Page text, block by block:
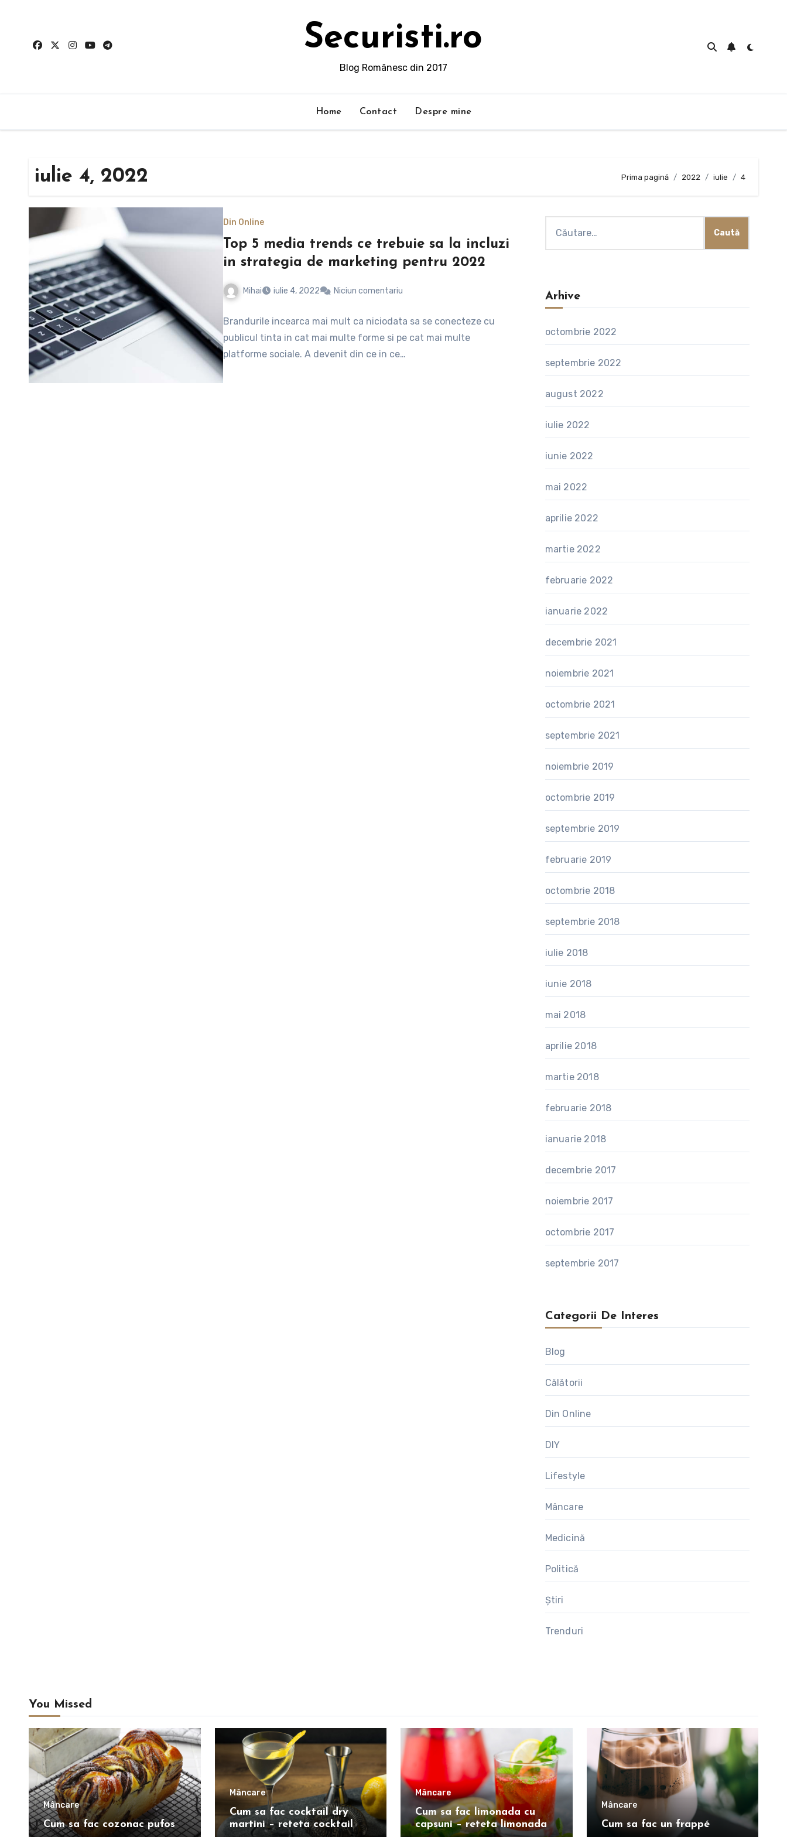
conținut
Securisti.ro
Blog Românesc din 2017
Home Contact Despre mine
iulie 4, 2022 Prima pagină 2022 iulie 4
Din Online
Top 5 media trends ce trebuie sa la incluzi
in strategia de marketing pentru 2022
Mihai iulie 4, 2022 Niciun comentariu
Brandurile incearca mai mult ca niciodata sa se conecteze cu
publicul tinta in cat mai multe forme si pe cat mai multe
platforme sociale. A devenit din ce in ce…
după:
Arhive
octombrie 2022
septembrie 2022
august 2022
iulie 2022
iunie 2022
mai 2022
aprilie 2022
martie 2022
februarie 2022
ianuarie 2022
decembrie 2021
noiembrie 2021
octombrie 2021
septembrie 2021
noiembrie 2019
octombrie 2019
septembrie 2019
februarie 2019
octombrie 2018
septembrie 2018
iulie 2018
iunie 2018
mai 2018
aprilie 2018
martie 2018
februarie 2018
ianuarie 2018
decembrie 2017
noiembrie 2017
octombrie 2017
septembrie 2017
Categorii De Interes
Blog
Călătorii
Din Online
DIY
Lifestyle
Mâncare
Medicină
Politică
Știri
Trenduri
You Missed
Mâncare
Cum sa fac cozonac pufos
Mâncare
Cum sa fac cocktail dry
martini – reteta cocktail
Mâncare
Cum sa fac limonada cu
capsuni – reteta limonada
Mâncare
Cum sa fac un frappé